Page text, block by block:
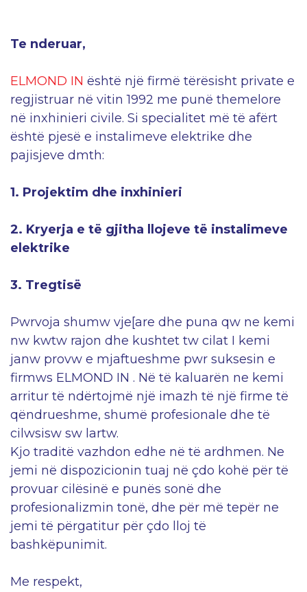
Te nderuar,
ELMOND IN është një firmë tërësisht private е
regjistruar në vitin 1992 me punë themelore
në inxhinieri civile. Si specialitet më të afërt
është pjesë e instalimeve elektrike dhe
pajisjeve dmth:
1. Projektim dhe inxhinieri
2. Kryerja e të gjitha llojeve të instalimeve
elektrike
3. Tregtisë
Pwrvoja shumw vje[are dhe puna qw ne kemi
nw kwtw rajon dhe kushtet tw cilat I kemi
janw provw e mjaftueshme pwr suksesin e
firmws ELMOND IN . Në të kaluarën ne kemi
arritur të ndërtojmë një imazh të një firme të
qëndrueshme, shumë profesionale dhe të
cilwsisw sw lartw.
Kjo traditë vazhdon edhe në të ardhmen. Ne
jemi në dispozicionin tuaj në çdo kohë për të
provuar cilësinë e punës sonë dhe
profesionalizmin tonë, dhe për më tepër ne
jemi të përgatitur për çdo lloj të
bashkëpunimit.
Me respekt,